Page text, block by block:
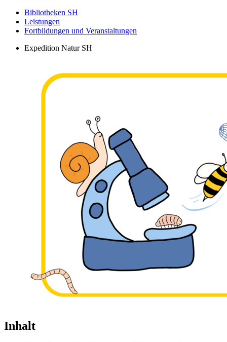
Bibliotheken SH
Leistungen
Fortbildungen und Veranstaltungen
Expedition Natur SH
Inhalt